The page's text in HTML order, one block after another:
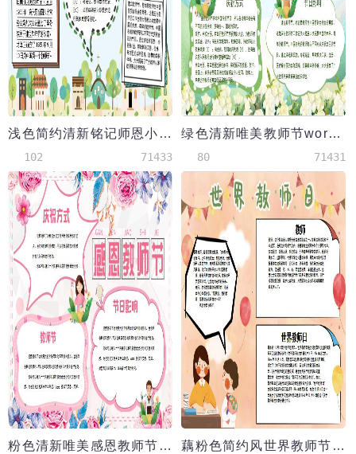
浅色简约清新铭记师恩小报Word模板
102 71433
绿色清新唯美教师节word手抄报
80 71431
粉色清新唯美感恩教师节小报手抄报 藕粉色简约风世界教师节word手抄报